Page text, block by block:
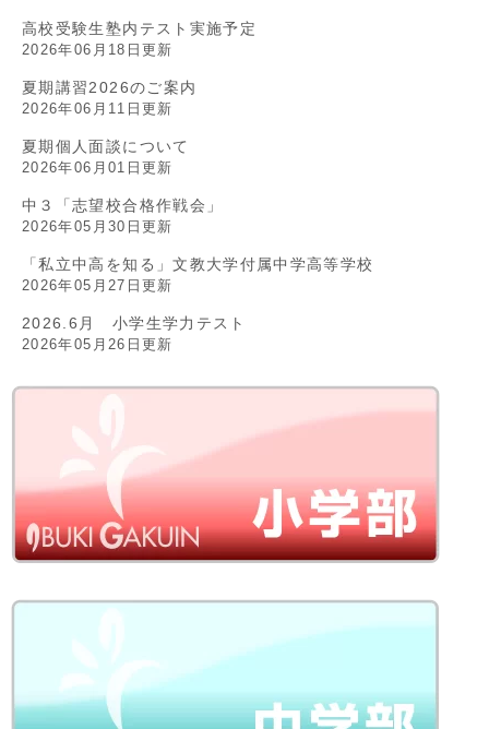
高校受験生塾内テスト実施予定
2026年06月18日更新
夏期講習2026のご案内
2026年06月11日更新
夏期個人面談について
2026年06月01日更新
中３「志望校合格作戦会」
2026年05月30日更新
「私立中高を知る」文教大学付属中学高等学校
2026年05月27日更新
2026.6月 小学生学力テスト
2026年05月26日更新